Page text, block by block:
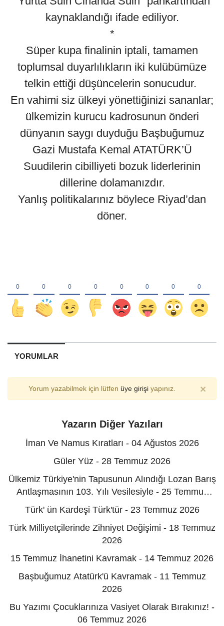
kaynaklandığı ifade ediliyor.
*
Süper kupa finalinin iptali, tamamen
toplumsal duyarlılıkların iki kulübümüze
telkin ettiği düşüncelerin sonucudur.
En vahimi siz ülkeyi yönettiğinizi sananlar;
ülkemizin kurucu kadrosunun önderi
dünyanın saygı duyduğu Başbuğumuz
Gazi Mustafa Kemal ATATÜRK’Ü
Suudilerin cibilliyeti bozuk liderlerinin
dillerine dolamanızdır.
Yanlış politikalarınız böylece Riyad’dan
döner.
YORUMLAR
Yorum yazabilmek için lütfen üye girişiyapınız. ×
Yazarın Diğer Yazıları
İman Ve Namus Kıratları - 04 Ağustos 2026
Güler Yüz - 28 Temmuz 2026
Ülkemiz Türkiye'nin Tapusunun Alındığı Lozan Barış
Antlaşmasının 103. Yılı Vesilesiyle - 25 Temmuz
2026
Türk' ün Kardeşi Türk'tür - 23 Temmuz 2026
Türk Milliyetçilerinde Zihniyet Değişimi - 18 Temmuz
2026
15 Temmuz İhanetini Kavramak - 14 Temmuz 2026
Başbuğumuz Atatürk'ü Kavramak - 11 Temmuz
2026
Bu Yazımı Çocuklarınıza Vasiyet Olarak Bırakınız! -
06 Temmuz 2026